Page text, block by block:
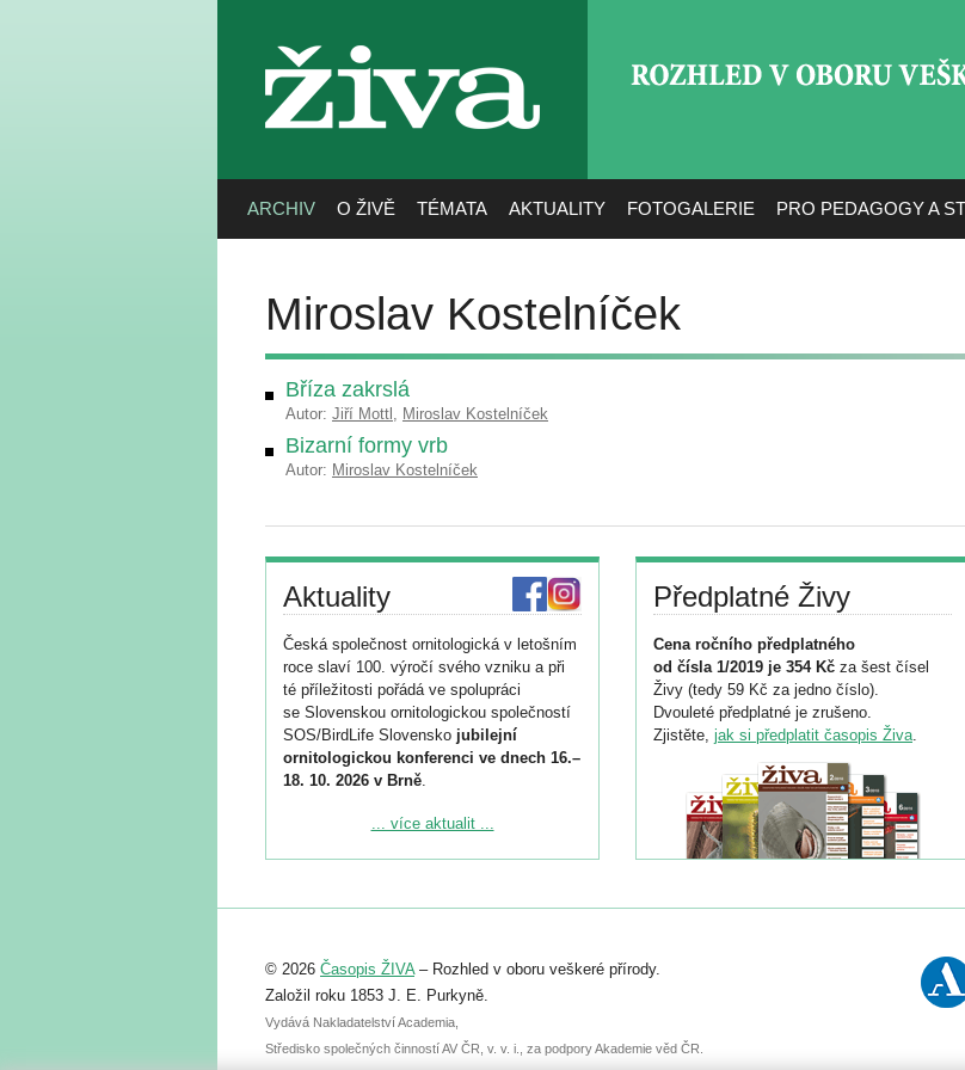
živa
ARCHIV O ŽIVĚ TÉMATA AKTUALITY FOTOGALERIE PRO PEDAGOGY A
Miroslav Kostelníček
Bříza zakrslá
Autor: Jiří Mottl , Miroslav Kostelníček
Bizarní formy vrb
Autor: Miroslav Kostelníček
Aktuality
Česká společnost ornitologická v letošním
roce slaví 100. výročí svého vzniku a při
té příležitosti pořádá ve spolupráci
se Slovenskou ornitologickou společností
SOS/BirdLife Slovensko jubilejní
ornitologickou konferenci ve dnech 16.–
18. 10. 2026 v Brně.
Podrobnější informace ke konferenci
Registrovat se můžete do 6. září.
abstraktu přihlášené přednášky nebo
posteru je už 30. června.
... více aktualit ...
Předplatné Živy
Cena ročního předplatného
od čísla 1/2019 je 354 Kč za šest čísel
Živy (tedy 59 Kč za jedno číslo).
Dvouleté předplatné je zrušeno.
Zjistěte, jak si předplatit časopis Živa.
© 2026 Časopis ŽIVA– Rozhled v oboru veškeré přírody.
Založil roku 1853 J. E. Purkyně.
Vydává Nakladatelství Academia,
Středisko společných činností AV ČR, v. v. i., za podpory Akademie věd ČR.